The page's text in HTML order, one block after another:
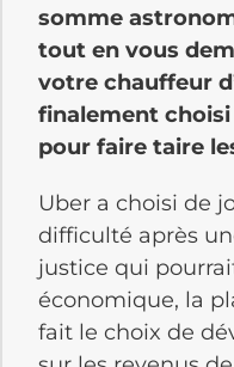
somme
tout en vous
votre chauffeur
finalement
pour faire taire
Uber a choisi de
difficulté après
justice qui
économique, la
fait le choix de